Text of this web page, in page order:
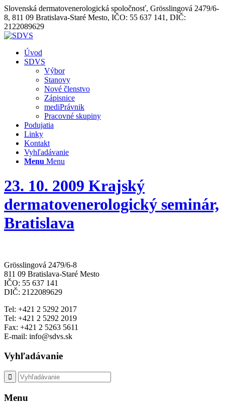
Slovenská dermatovenerologická spoločnosť, Grösslingová 2479/6-
8, 811 09 Bratislava-Staré Mesto, IČO: 55 637 141, DIČ:
2122089629
Úvod
SDVS
Výbor
Stanovy
Nové členstvo
Zápisnice
mediPrávnik
Pracovné skupiny
Podujatia
Linky
Kontakt
Vyhľadávanie
Menu Menu
23. 10. 2009 Krajský
dermatovenerologický seminár,
Bratislava
Grösslingová 2479/6-8
811 09 Bratislava-Staré Mesto
IČO: 55 637 141
DIČ: 2122089629
Tel: +421 2 5292 2017
Tel: +421 2 5292 2019
Fax: +421 2 5263 5611
E-mail: info@sdvs.sk
Vyhľadávanie
Menu